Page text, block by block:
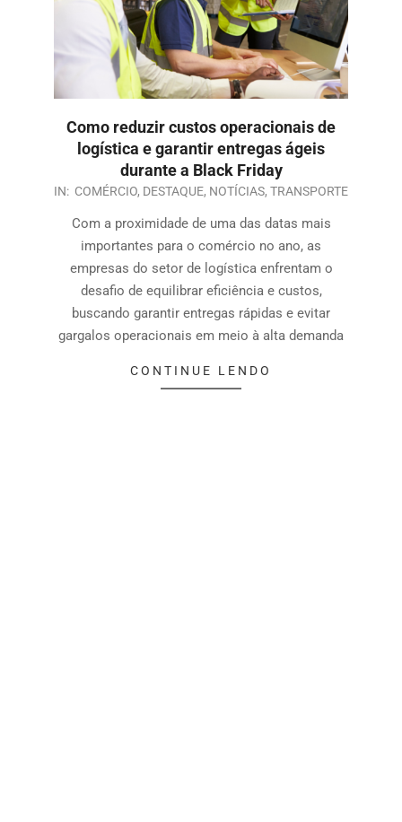
Como reduzir custos operacionais de
logística e garantir entregas ágeis
durante a Black Friday
IN: COMÉRCIO, DESTAQUE, NOTÍCIAS, TRANSPORTE
Com a proximidade de uma das datas mais
importantes para o comércio no ano, as
empresas do setor de logística enfrentam o
desafio de equilibrar eficiência e custos,
buscando garantir entregas rápidas e evitar
gargalos operacionais em meio à alta demanda
CONTINUE LENDO